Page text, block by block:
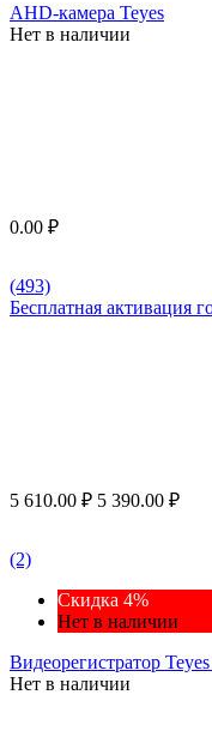
AHD-камера Teyes
Нет в наличии
0.00 ₽
(493)
Бесплатная активация
5 610.00 ₽ 5 390.00 ₽
(2)
Скидка 4%
Нет в наличии
Видеорегистратор
Нет в наличии